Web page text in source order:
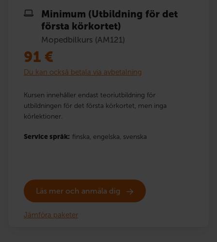
Minimum (Utbildning för det
första körkortet)
Mopedbilkurs (AM121)
91 €
Du kan också betala via avbetalning
Kursen innehåller endast teoriutbildning för
utbildningen för det första körkortet, men inga
körlektioner.
Service språk: finska, engelska, svenska
Läs mer och anmäla dig
Jämföra paketer